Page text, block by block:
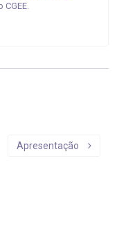
CGEE.
Apresentação